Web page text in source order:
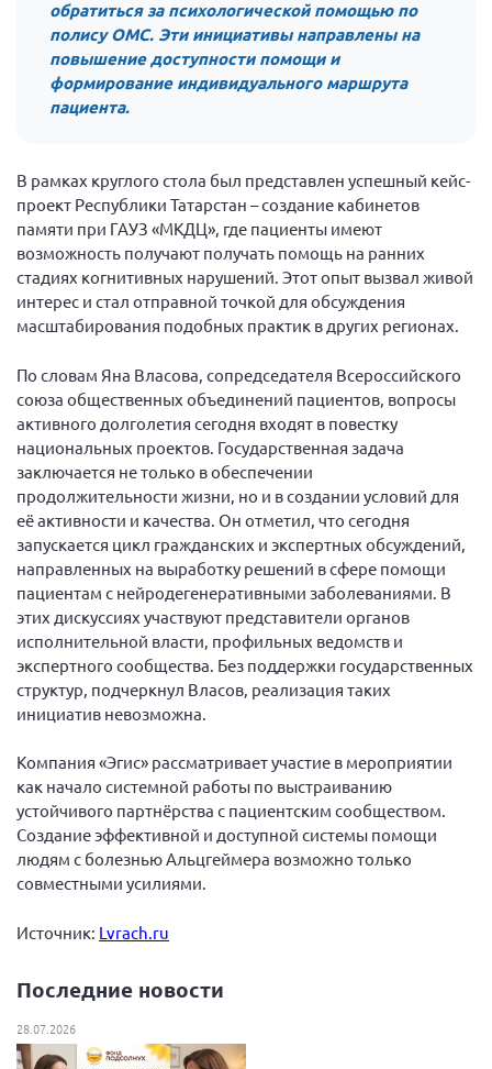
Мурманская область
Нижегородская область
Новгородская область
Оренбургская область
Пензенская область
Республика Башкортостан
Республика Бурятия
Республика Карелия
Республика Калмыкия
Республика Хакасия
Ростовская область
г. Санкт-Петербург
г. Севастополь
Самарская область СОРС
Самарская область ПРИЗМА
Самарская область СГОРС
Свердловская область
Смоленская область
Ставропольский край
Сахалинская область
Томская область
Тульская область
Ульяновская область
Ярославская область
обратиться за психологической помощью по
полису ОМС. Эти инициативы направлены на
повышение доступности помощи и
формирование индивидуального маршрута
пациента.
В рамках круглого стола был представлен успешный кейс-
проект Республики Татарстан – создание кабинетов
памяти при ГАУЗ «МКДЦ», где пациенты имеют
возможность получают получать помощь на ранних
стадиях когнитивных нарушений. Этот опыт вызвал живой
интерес и стал отправной точкой для обсуждения
масштабирования подобных практик в других регионах.
По словам Яна Власова, сопредседателя Всероссийского
союза общественных объединений пациентов, вопросы
активного долголетия сегодня входят в повестку
национальных проектов. Государственная задача
заключается не только в обеспечении
продолжительности жизни, но и в создании условий для
её активности и качества. Он отметил, что сегодня
запускается цикл гражданских и экспертных обсуждений,
направленных на выработку решений в сфере помощи
пациентам с нейродегенеративными заболеваниями. В
этих дискуссиях участвуют представители органов
исполнительной власти, профильных ведомств и
экспертного сообщества. Без поддержки государственных
структур, подчеркнул Власов, реализация таких
инициатив невозможна.
Компания «Эгис» рассматривает участие в мероприятии
как начало системной работы по выстраиванию
устойчивого партнёрства с пациентским сообществом.
Создание эффективной и доступной системы помощи
людям с болезнью Альцгеймера возможно только
совместными усилиями.
Источник: Lvrach.ru
Последние новости
28.07.2026